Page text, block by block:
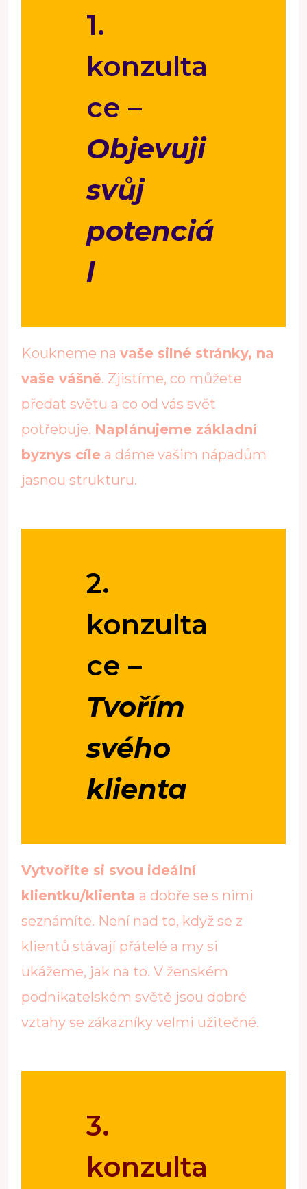
1.
konzulta
ce –
Objevuji
svůj
potenciá
l
Koukneme na vaše silné stránky, na
vaše vášně. Zjistíme, co můžete
předat světu a co od vás svět
potřebuje. Naplánujeme základní
byznys cíle a dáme vašim nápadům
jasnou strukturu.
2.
konzulta
ce –
Tvořím
svého
klienta
Vytvoříte si svou ideální
klientku/klienta a dobře se s nimi
seznámíte. Není nad to, když se z
klientů stávají přátelé a my si
ukážeme, jak na to. V ženském
podnikatelském světě jsou dobré
vztahy se zákazníky velmi užitečné.
3.
konzulta